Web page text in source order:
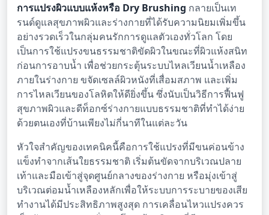
การแปรงผิวแบบแห้งหรือ Dry Brushing กลายเป็นเท
รนด์ดูแลสุขภาพผิวและร่างกายที่ได้รับความนิยมเพิ่มขึ้น
อย่างรวดเร็วในกลุ่มคนรักการดูแลตัวเองทั่วโลก โดย
เป็นการใช้แปรงขนธรรมชาติขัดผิวในขณะที่ผิวแห้งสนิท
ก่อนการอาบน้ำ เพื่อช่วยกระตุ้นระบบไหลเวียนน้ำเหลือง
ภายในร่างกาย ขจัดเซลล์ผิวหนังที่เสื่อมสภาพ และเพิ่ม
การไหลเวียนของโลหิตให้ดียิ่งขึ้น ซึ่งนับเป็นวิธีการฟื้นฟู
สุขภาพผิวและดีท็อกซ์ร่างกายแบบธรรมชาติที่ทำได้ง่าย
ด้วยตนเองที่บ้านเพียงไม่กี่นาทีในแต่ละวัน
หัวใจสำคัญของเทคนิคนี้คือการใช้แปรงที่มีขนค่อนข้าง
แข็งทำจากเส้นใยธรรมชาติ เริ่มต้นขัดจากบริเวณปลาย
เท้าและมือเข้าสู่จุดศูนย์กลางของร่างกาย หรือมุ่งเข้าสู่
บริเวณต่อมน้ำเหลืองหลักเพื่อให้ระบบการระบายของเสีย
ทำงานได้มีประสิทธิภาพสูงสุด การเคลื่อนไหวแปรงควร